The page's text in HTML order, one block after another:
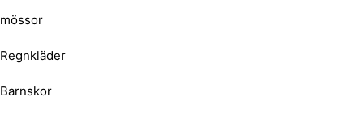
mössor
Regnkläder
Barnskor